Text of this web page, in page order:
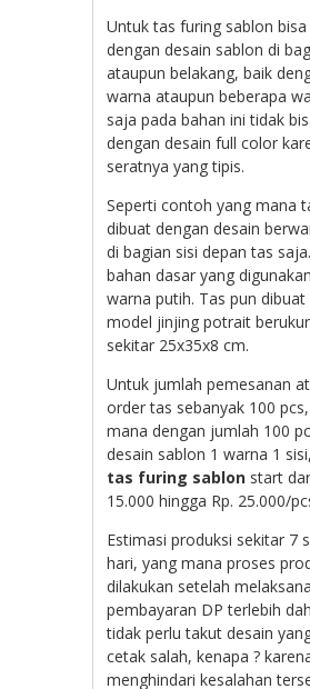
Untuk tas furing sablon
dengan desain sablon di
ataupun belakang, baik
warna ataupun beberapa
saja pada bahan ini tidak
dengan desain full color
seratnya yang tipis.
Seperti contoh yang mana
dibuat dengan desain
di bagian sisi depan tas
bahan dasar yang
warna putih. Tas pun dibuat
model jinjing potrait
sekitar 25x35x8 cm.
Untuk jumlah pemesanan
order tas sebanyak 100
mana dengan jumlah 100
desain sablon 1 warna 1 sisi,
tas furing sablon start
15.000 hingga Rp. 25.000/
Estimasi produksi sekitar 7
hari, yang mana proses
dilakukan setelah
pembayaran DP terlebih
tidak perlu takut desain
cetak salah, kenapa ?
menghindari kesalahan